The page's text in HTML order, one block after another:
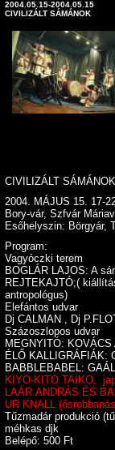
2004.05.15-2004.05.15
CIVILIZÁLT SÁMÁNOK
CIVILIZÁLT SÁMÁNOK
2004. MÁJUS 15. 17-
Bory-vár, Szfvár
Esőhelyszin: Börgyár,
Program:
Vagyóczki terem
BOGLÁR LAJOS: A
REJTEKAJTÓ;(
antropológus)
Elefántos udvar
Dj CALMAN , Dj
Százoszlopos udvar
MEGNYITÓ:
ÉLŐ KALLIGRÁFIÁK:
BABBLEBABEL:
KIYO-KITO TAIKO,
LAÁR ANDRÁS ÉS
UR KNALL
Tűzmadár produkció
méhkas djk
Belépő: 500 Ft